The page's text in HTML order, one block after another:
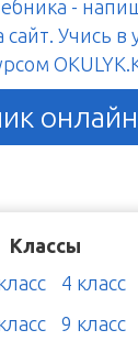
-
Учись в
онлайн
Классы
4 класс
9 класс